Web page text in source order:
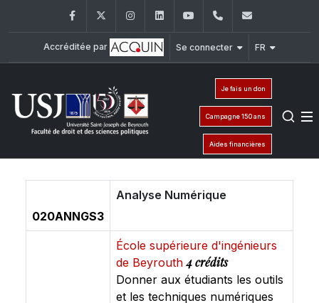
FacebookTwitter InstagramLinkedInYouTube+961 (1) 421 432
Accréditée par Se connecter FR
Je fais un don
Campagne 150 ans
Aides financières
020ANNGS3
Analyse Numérique
École supérieure d'ingénieurs
de Beyrouth4 crédits
Donner aux étudiants les outils
et les techniques numériques